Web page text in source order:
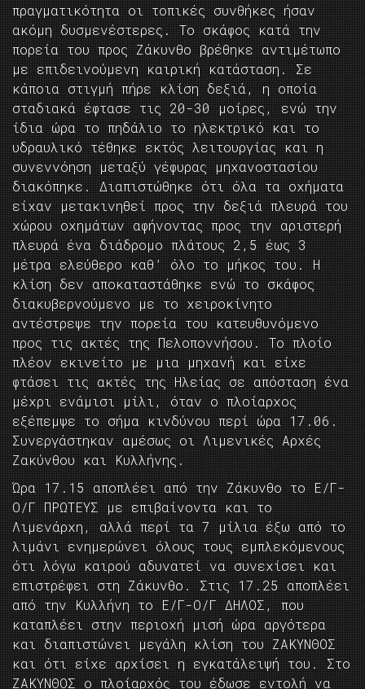
πραγματικότητα οι τοπικές συνθήκες ήσαν
ακόμη δυσμενέστερες. Το σκάφος κατά την
πορεία του προς Ζάκυνθο βρέθηκε αντιμέτωπο
με επιδεινούμενη καιρική κατάσταση. Σε
κάποια στιγμή πήρε κλίση δεξιά, η οποία
σταδιακά έφτασε τις 20-30 μοίρες, ενώ την
ίδια ώρα το πηδάλιο το ηλεκτρικό και το
υδραυλικό τέθηκε εκτός λειτουργίας και η
συνεννόηση μεταξύ γέφυρας μηχανοστασίου
διακόπηκε. Διαπιστώθηκε ότι όλα τα οχήματα
είχαν μετακινηθεί προς την δεξιά πλευρά του
χώρου οχημάτων αφήνοντας προς την αριστερή
πλευρά ένα διάδρομο πλάτους 2,5 έως 3
μέτρα ελεύθερο καθ’ όλο το μήκος του. Η
κλίση δεν αποκαταστάθηκε ενώ το σκάφος
διακυβερνούμενο με το χειροκίνητο
αντέστρεψε την πορεία του κατευθυνόμενο
προς τις ακτές της Πελοποννήσου. Το πλοίο
πλέον εκινείτο με μια μηχανή και είχε
φτάσει τις ακτές της Ηλείας σε απόσταση ένα
μέχρι ενάμισι μίλι, όταν ο πλοίαρχος
εξέπεμψε το σήμα κινδύνου περί ώρα 17.06.
Συνεργάστηκαν αμέσως οι Λιμενικές Αρχές
Ζακύνθου και Κυλλήνης.
Ώρα 17.15 αποπλέει από την Ζάκυνθο το Ε/Γ-
Ο/Γ ΠΡΩΤΕΥΣ με επιβαίνοντα και το
Λιμενάρχη, αλλά περί τα 7 μίλια έξω από το
λιμάνι ενημερώνει όλους τους εμπλεκόμενους
ότι λόγω καιρού αδυνατεί να συνεχίσει και
επιστρέφει στη Ζάκυνθο. Στις 17.25 αποπλέει
από την Κυλλήνη το Ε/Γ-Ο/Γ ΔΗΛΟΣ, που
καταπλέει στην περιοχή μισή ώρα αργότερα
και διαπιστώνει μεγάλη κλίση του ΖΑΚΥΝΘΟΣ
και ότι είχε αρχίσει η εγκατάλειψή του. Στο
ΖΑΚΥΝΘΟΣ ο πλοίαρχός του έδωσε εντολή να